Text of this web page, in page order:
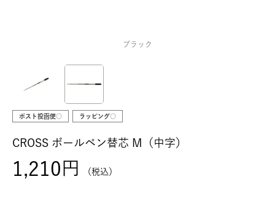
ブラック
ポスト投函便○ ラッピング○
CROSS ボールペン替芯 M（中字）
1,210 税込